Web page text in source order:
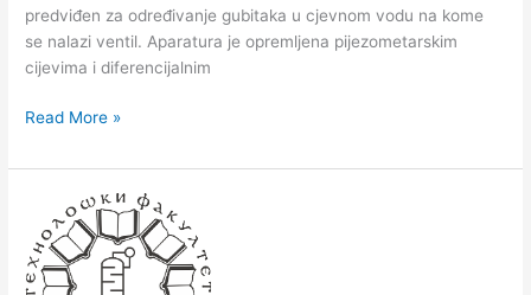
predviđen za određivanje gubitaka u cjevnom vodu na kome
se nalazi ventil. Aparatura je opremlјena pijezometarskim
cijevima i diferencijalnim
Read More »
Demonstrator
mjerenja
protoka
(F1-